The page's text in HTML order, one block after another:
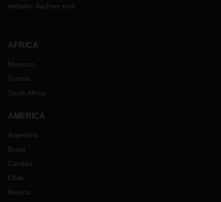
website: dachser.com
AFRICA
Morocco
Tunisia
South Africa
AMERICA
Argentina
Brazil
Canada
Chile
Mexico